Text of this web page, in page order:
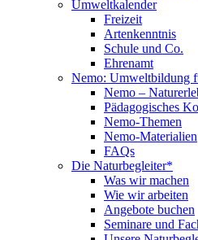
Umweltkalender
Freizeit
Artenkenntnis
Schule und Co.
Ehrenamt
Nemo: Umweltbildung
Nemo –
Pädagogisches
Nemo-Themen
Nemo-Materialien
FAQs
Die Naturbegleiter*
Was wir machen
Wie wir arbeiten
Angebote buchen
Seminare und